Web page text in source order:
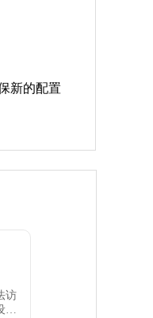
新的配置
访
置